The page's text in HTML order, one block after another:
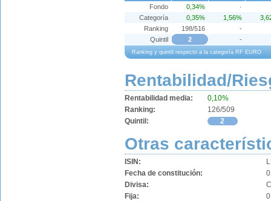
Ranking y quintil respecto a la categoría RF EURO
Fondo 0,34%
·
Categoría
0,35% 1,56%
Ranking
198/516
-
Quintil
2 -
Rentabilidad/
Rentabilidad media:
0,10%
Ranking:
126/509
Quintil:
2
Otras
ISIN:
Fecha de constitución:
Divisa:
Fija: